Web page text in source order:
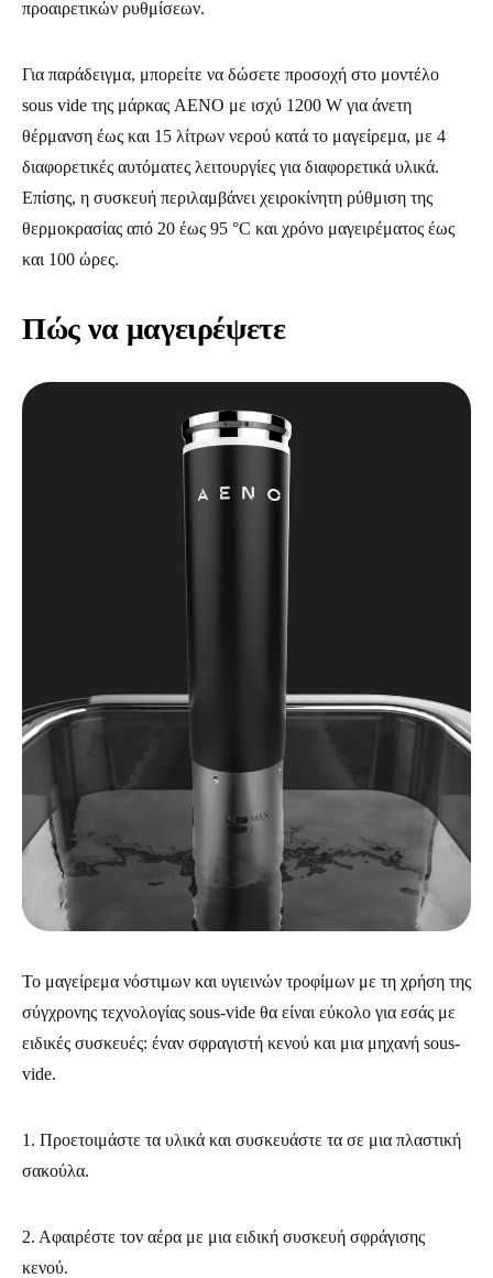
προαιρετικών ρυθμίσεων.
Για παράδειγμα, μπορείτε να δώσετε προσοχή στο μοντέλο
sous vide της μάρκας AENO με ισχύ 1200 W για άνετη
θέρμανση έως και 15 λίτρων νερού κατά το μαγείρεμα, με 4
διαφορετικές αυτόματες λειτουργίες για διαφορετικά υλικά.
Επίσης, η συσκευή περιλαμβάνει χειροκίνητη ρύθμιση της
θερμοκρασίας από 20 έως 95 °С και χρόνο μαγειρέματος έως
και 100 ώρες.
Πώς να μαγειρέψετε
Το μαγείρεμα νόστιμων και υγιεινών τροφίμων με τη χρήση της
σύγχρονης τεχνολογίας sous-vide θα είναι εύκολο για εσάς με
ειδικές συσκευές: έναν σφραγιστή κενού και μια μηχανή sous-
vide.
1. Προετοιμάστε τα υλικά και συσκευάστε τα σε μια πλαστική
σακούλα.
2. Αφαιρέστε τον αέρα με μια ειδική συσκευή σφράγισης
κενού.